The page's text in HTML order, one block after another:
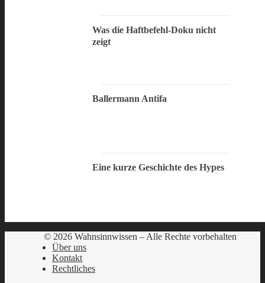
Was die Haftbefehl-Doku nicht
zeigt
Ballermann Antifa
Eine kurze Geschichte des Hypes
© 2026 Wahnsinnwissen – Alle Rechte vorbehalten
Über uns
Kontakt
Rechtliches